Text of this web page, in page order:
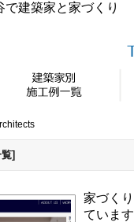
で建築家と家づくり
]
家づく
ていま